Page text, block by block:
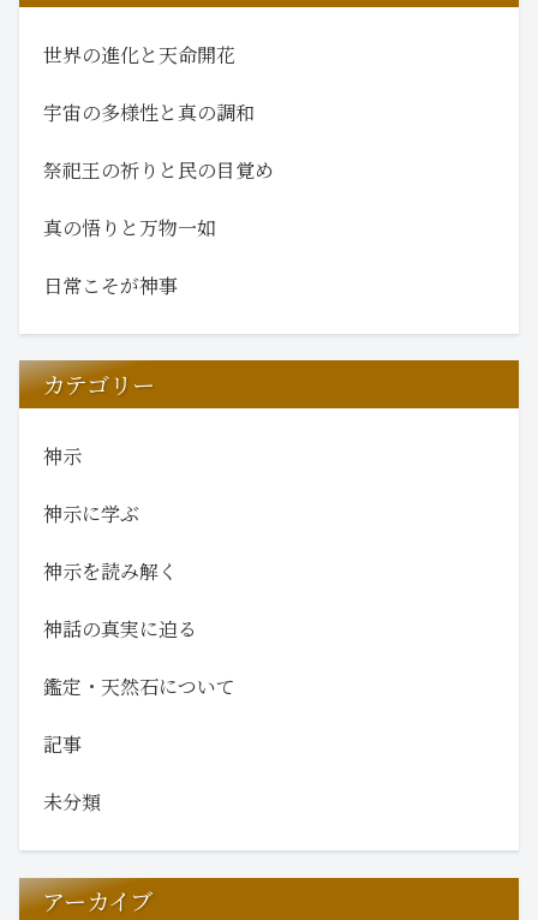
世界の進化と天命開花
宇宙の多様性と真の調和
祭祀王の祈りと民の目覚め
真の悟りと万物一如
日常こそが神事
カテゴリー
神示
神示に学ぶ
神示を読み解く
神話の真実に迫る
鑑定・天然石について
記事
未分類
アーカイブ